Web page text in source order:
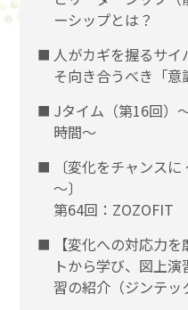
ーシップとは？
人がカギを握るサ
そ向き合うべき「意
Jタイム（第16回）
時間～
〔変化をチャンス
〜〕
第64回：ZOZOFIT
【変化への対応力
トから学び、図上
習の紹介（ジンテッ